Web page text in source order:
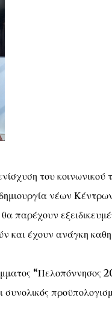
του κοινωνικού
νέων
έχουν ανάγκη
“Πελοπόννησος
συνολικός